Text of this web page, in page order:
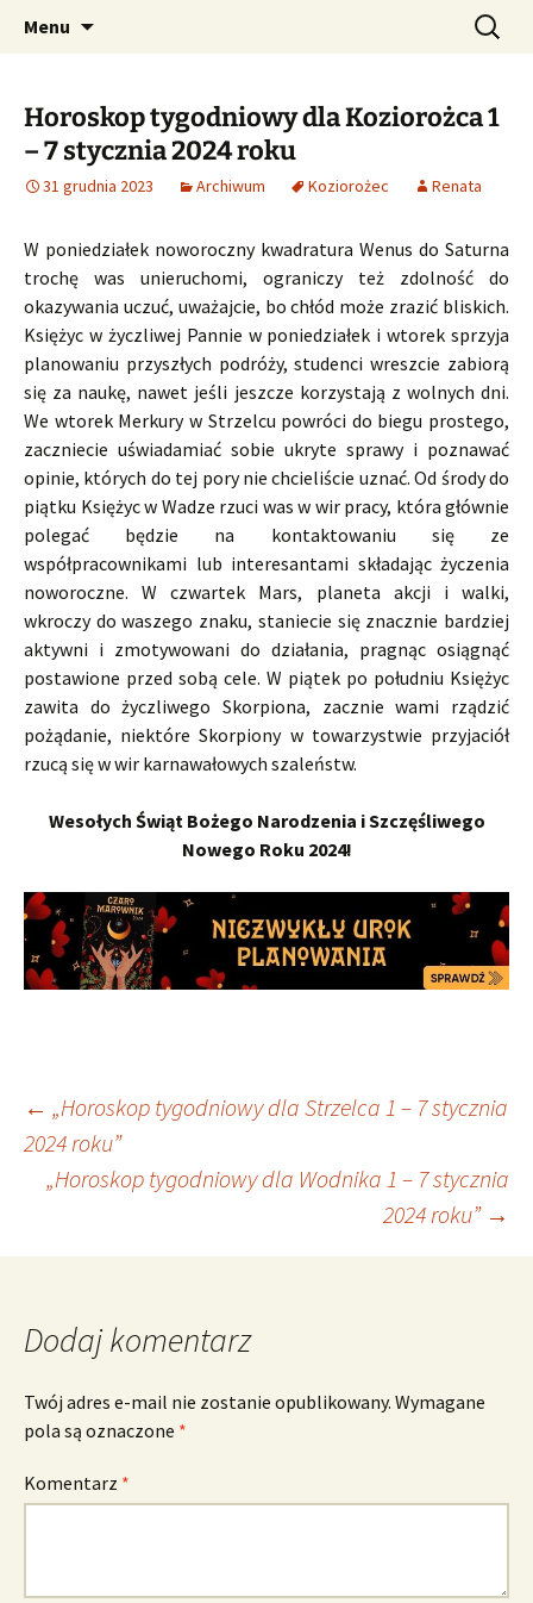
CzaroMarowy horoskop
dzienny, miesięczny i
tygodniowy
Profesjonalne przepowiednie astrologiczne
Menu Szukaj:
Horoskop tygodniowy dla Koziorożca 1
– 7 stycznia 2024 roku
31 grudnia 2023 Archiwum Koziorożec Renata
W poniedziałek noworoczny kwadratura Wenus do Saturna
trochę was unieruchomi, ograniczy też zdolność do
okazywania uczuć, uważajcie, bo chłód może zrazić bliskich.
Księżyc w życzliwej Pannie w poniedziałek i wtorek sprzyja
planowaniu przyszłych podróży, studenci wreszcie zabiorą
się za naukę, nawet jeśli jeszcze korzystają z wolnych dni.
We wtorek Merkury w Strzelcu powróci do biegu prostego,
zaczniecie uświadamiać sobie ukryte sprawy i poznawać
opinie, których do tej pory nie chcieliście uznać. Od środy do
piątku Księżyc w Wadze rzuci was w wir pracy, która głównie
polegać będzie na kontaktowaniu się ze
współpracownikami lub interesantami składając życzenia
noworoczne. W czwartek Mars, planeta akcji i walki,
wkroczy do waszego znaku, staniecie się znacznie bardziej
aktywni i zmotywowani do działania, pragnąc osiągnąć
postawione przed sobą cele. W piątek po południu Księżyc
zawita do życzliwego Skorpiona, zacznie wami rządzić
pożądanie, niektóre Skorpiony w towarzystwie przyjaciół
rzucą się w wir karnawałowych szaleństw.
Wesołych Świąt Bożego Narodzenia i Szczęśliwego
Nowego Roku 2024!
Nawigacja
wpisu
← „Horoskop tygodniowy dla Strzelca 1 – 7 stycznia
2024 roku”
„Horoskop tygodniowy dla Wodnika 1 – 7 stycznia
2024 roku” →
Dodaj komentarz
Twój adres e-mail nie zostanie opublikowany. Wymagane
pola są oznaczone *
Komentarz *